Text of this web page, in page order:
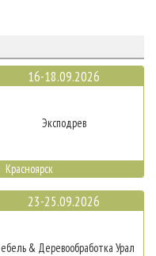
16-18.09.2026
Эксподрев
Красноярск
23-25.09.2026
& Деревообработка Урал